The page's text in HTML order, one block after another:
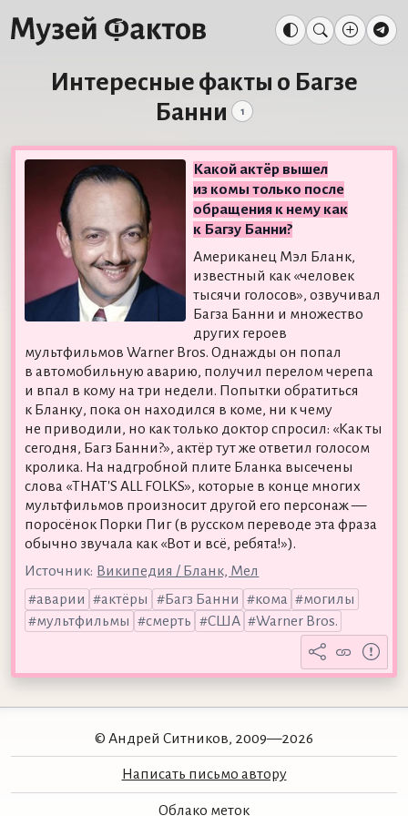
Интересные факты о Багзе
Банни
1
Какой актёр вышел
из комы только после
обращения к нему как
к Багзу Банни?
Американец Мэл Бланк,
известный как «человек
тысячи голосов», озвучивал
Багза Банни и множество
других героев
мультфильмов Warner Bros. Однажды он попал
в автомобильную аварию, получил перелом черепа
и впал в кому на три недели. Попытки обратиться
к Бланку, пока он находился в коме, ни к чему
не приводили, но как только доктор спросил: «Как ты
сегодня, Багз Банни?», актёр тут же ответил голосом
кролика. На надгробной плите Бланка высечены
слова «THAT'S ALL FOLKS», которые в конце многих
мультфильмов произносит другой его персонаж —
поросёнок Порки Пиг (в русском переводе эта фраза
обычно звучала как «Вот и всё, ребята!»).
Источник: Википедия / Бланк, Мел
аварии
актёры Багз Банни кома
могилы
мультфильмы
смерть США Warner Bros.
© Андрей Ситников, 2009—2026
Написать письмо автору
Облако меток